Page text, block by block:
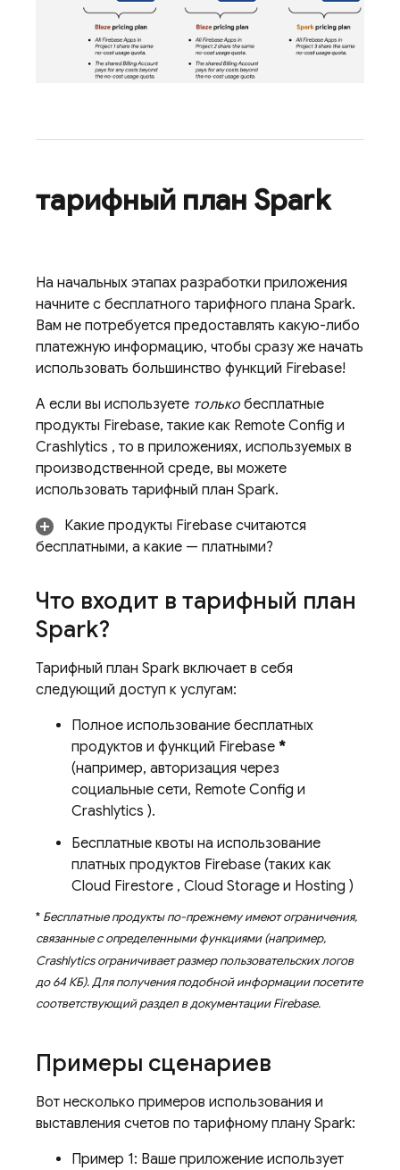
тарифный план Spark
На начальных этапах разработки приложения
начните с бесплатного тарифного плана Spark.
Вам не потребуется предоставлять какую-либо
платежную информацию, чтобы сразу же начать
использовать большинство функций Firebase!
А если вы используете только бесплатные
продукты Firebase, такие как Remote Config и
Crashlytics , то в приложениях, используемых в
производственной среде, вы можете
использовать тарифный план Spark.
Какие продукты Firebase считаются
бесплатными, а какие — платными?
Что входит в тарифный план
Spark?
Тарифный план Spark включает в себя
следующий доступ к услугам:
Полное использование бесплатных
продуктов и функций Firebase *
(например, авторизация через
социальные сети, Remote Config и
Crashlytics ).
Бесплатные квоты на использование
платных продуктов Firebase (таких как
Cloud Firestore , Cloud Storage и Hosting )
* Бесплатные продукты по-прежнему имеют ограничения,
связанные с определенными функциями (например,
Crashlyticsограничивает размер пользовательских логов
до 64 КБ). Для получения подобной информации посетите
соответствующий раздел в документации Firebase.
Примеры сценариев
Вот несколько примеров использования и
выставления счетов по тарифному плану Spark:
Пример 1: Ваше приложение использует